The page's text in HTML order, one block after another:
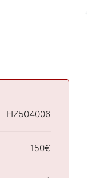
HZ504006
150€